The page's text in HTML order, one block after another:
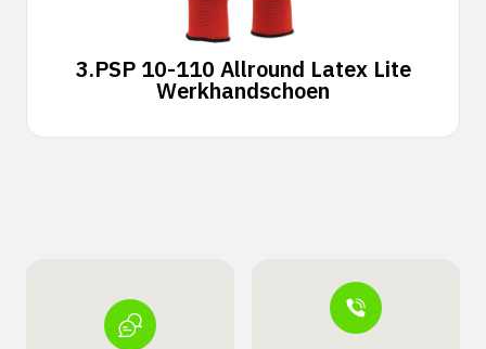
3.PSP 10-110 Allround Latex Lite
Werkhandschoen